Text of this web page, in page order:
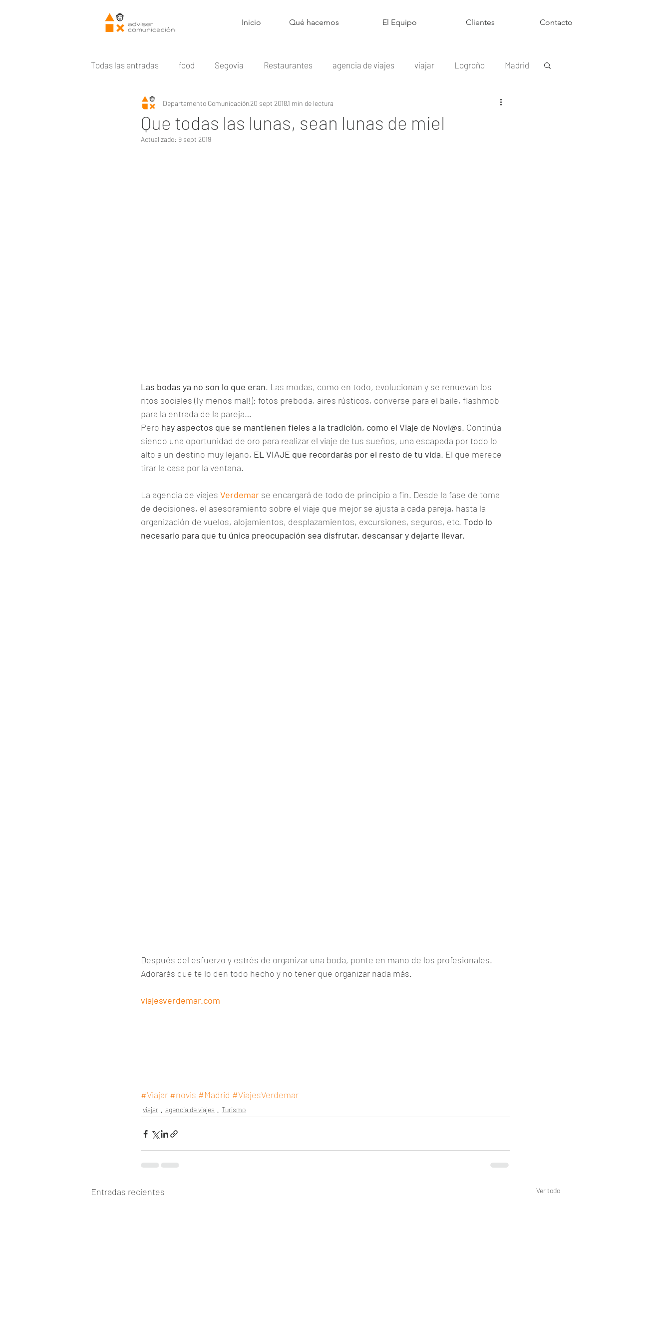
Inicio Qué hacemos El Equipo Clientes Contacto
Todas las entradas food Segovia Restaurantes agencia de viajes viajar Logroño Madrid
Producto Aceitunas Mayoristas Estrella Michelin Casas Rurales
Pescados y Mariscos Pescados &amp; Mariscos
Que todas las lunas, sean lunas de miel
Departamento Comunicación20 sept 20181 min de lectura
Actualizado: 9 sept 2019
Las bodas ya no son lo que eran. Las modas, como en todo, evolucionan y se renuevan los
ritos sociales (¡y menos mal!): fotos preboda, aires rústicos, converse para el baile, flashmob
para la entrada de la pareja…
Pero hay aspectos que se mantienen fieles a la tradición, como el Viaje de Novi@s. Continúa
siendo una oportunidad de oro para realizar el viaje de tus sueños, una escapada por todo lo
alto a un destino muy lejano, EL VIAJE que recordarás por el resto de tu vida. El que merece
tirar la casa por la ventana.
La agencia de viajes Verdemar se encargará de todo de principio a fin. Desde la fase de toma
de decisiones, el asesoramiento sobre el viaje que mejor se ajusta a cada pareja, hasta la
organización de vuelos, alojamientos, desplazamientos, excursiones, seguros, etc. Todo lo
necesario para que tu única preocupación sea disfrutar, descansar y dejarte llevar.
Después del esfuerzo y estrés de organizar una boda, ponte en mano de los profesionales.
Adorarás que te lo den todo hecho y no tener que organizar nada más.
viajesverdemar.com
#Viajar #novis #Madrid #ViajesVerdemar
viajar agencia de viajes Turismo
Entradas recientes Ver todo